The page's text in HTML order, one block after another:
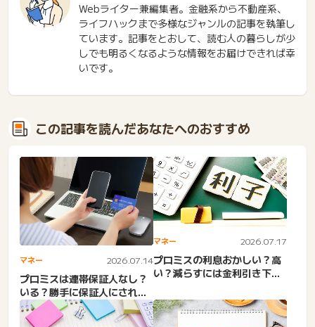
Webライター兼編集者。金融系から不動産系、
ライフハックまで多様なジャンルの記事を執筆し
ています。記事をとおして、読む人の暮らしが少
しでも明るくなるような情報をお届けできれば幸
いです。
この記事を読んだあなたへのおすすめ
マネー 2026.07.14
プロミスは連帯保証人なし？
いる？勝手に保証人にされ
た？消費者金融・アイフル・
サ...
マネー 2026.07.17
プロミスの利息おかしい？高
い？減らすには金利引き下げ